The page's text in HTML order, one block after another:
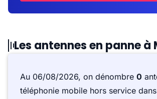
Les antennes en panne à
Au 06/08/2026, on dénombre 0
téléphonie mobile hors service